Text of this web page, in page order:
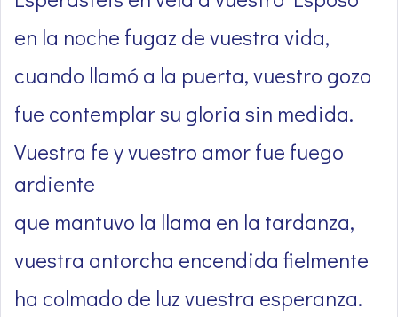
en la noche fugaz de vuestra vida,
cuando llamó a la puerta, vuestro gozo
fue contemplar su gloria sin medida.
Vuestra fe y vuestro amor fue fuego
ardiente
que mantuvo la llama en la tardanza,
vuestra antorcha encendida fielmente
ha colmado de luz vuestra esperanza.